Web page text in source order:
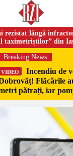
rezistat lângă
taximetriștilor” din
Breaking News
VIDEO
Incendiu de
Flăcările
pătrați, iar
urgență